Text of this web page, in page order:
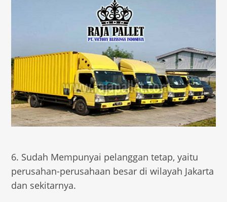
6. Sudah Mempunyai pelanggan tetap, yaitu
perusahan-perusahaan besar di wilayah Jakarta
dan sekitarnya.